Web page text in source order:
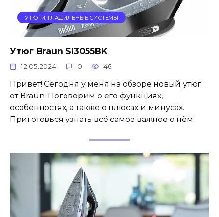
УТЮГИ, ГЛАДИЛЬНЫЕ СИСТЕМЫ
Утюг Braun SI3055BK
12.05.2024 0 46
Привет! Сегодня у меня на обзоре новый утюг
от Braun. Поговорим о его функциях,
особенностях, а также о плюсах и минусах.
Приготовься узнать всё самое важное о нём.